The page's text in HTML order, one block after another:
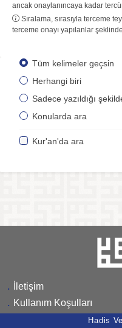
ancak onaylanıncaya kadar
Sıralama, sırasıyla terceme
terceme onayı yapılanlar
Tüm kelimeler geçsin
Herhangi biri
Sadece yazıldığı
Konularda ara
Kur'an'da ara
. İletişim
. Kullanım Koşulları
Hadis